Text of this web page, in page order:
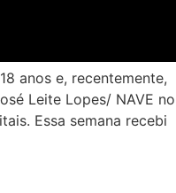
anos e, recentemente,
Leite Lopes/ NAVE no
Essa semana recebi